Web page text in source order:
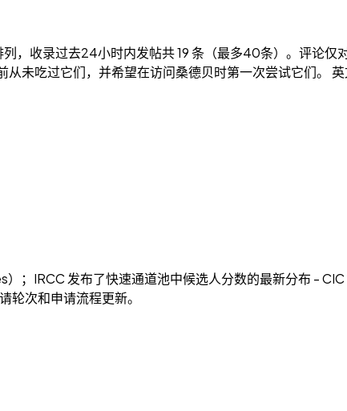
收录过去24小时内发帖共 19 条（最多40条）。评论仅对
未吃过它们，并希望在访问桑德贝时第一次尝试它们。
；IRCC 发布了快速通道池中候选人分数的最新分布 -
次和申请流程更新。